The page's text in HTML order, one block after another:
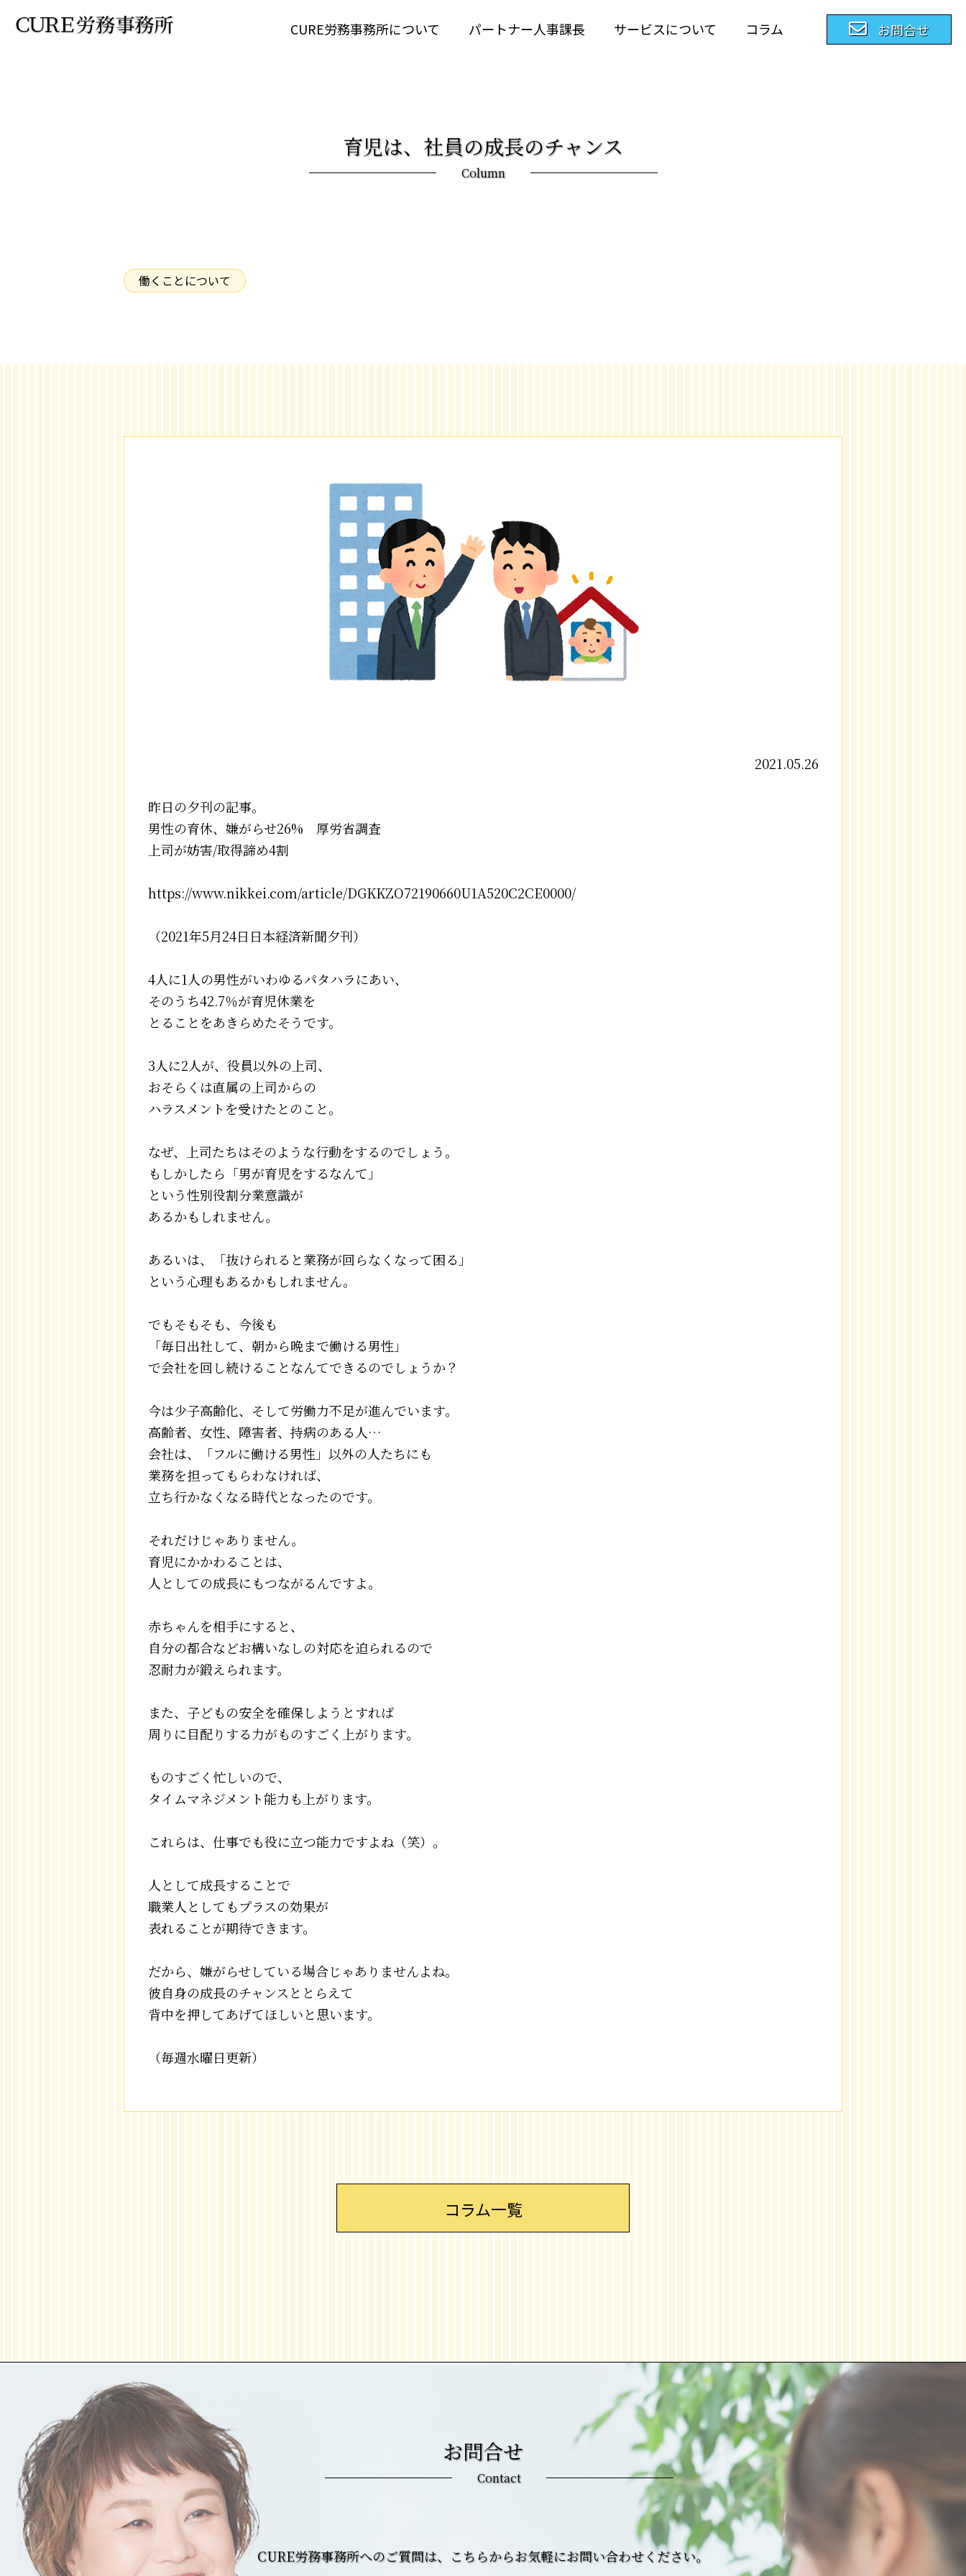
CURE労務事務所について パートナー人事課長 サービスについて コラム お問合せ
育児は、社員の成長のチャンス
Column
働くことについて
2021.05.26
昨日の夕刊の記事。
男性の育休、嫌がらせ26% 厚労省調査
上司が妨害/取得諦め4割
https://www.nikkei.com/article/DGKKZO72190660U1A520C2CE0000/
（2021年5月24日日本経済新聞夕刊）
4人に1人の男性がいわゆるパタハラにあい、
そのうち42.7％が育児休業を
とることをあきらめたそうです。
3人に2人が、役員以外の上司、
おそらくは直属の上司からの
ハラスメントを受けたとのこと。
なぜ、上司たちはそのような行動をするのでしょう。
もしかしたら「男が育児をするなんて」
という性別役割分業意識が
あるかもしれません。
あるいは、「抜けられると業務が回らなくなって困る」
という心理もあるかもしれません。
でもそもそも、今後も
「毎日出社して、朝から晩まで働ける男性」
で会社を回し続けることなんてできるのでしょうか？
今は少子高齢化、そして労働力不足が進んでいます。
高齢者、女性、障害者、持病のある人…
会社は、「フルに働ける男性」以外の人たちにも
業務を担ってもらわなければ、
立ち行かなくなる時代となったのです。
それだけじゃありません。
育児にかかわることは、
人としての成長にもつながるんですよ。
赤ちゃんを相手にすると、
自分の都合などお構いなしの対応を迫られるので
忍耐力が鍛えられます。
また、子どもの安全を確保しようとすれば
周りに目配りする力がものすごく上がります。
ものすごく忙しいので、
タイムマネジメント能力も上がります。
これらは、仕事でも役に立つ能力ですよね（笑）。
人として成長することで
職業人としてもプラスの効果が
表れることが期待できます。
だから、嫌がらせしている場合じゃありませんよね。
彼自身の成長のチャンスととらえて
背中を押してあげてほしいと思います。
（毎週水曜日更新）
コラム一覧
お問合せ
Contact
CURE労務事務所へのご質問は、こちらからお気軽にお問い合わせください。